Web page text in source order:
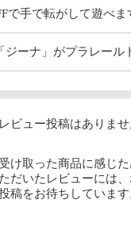
で手で転がして遊べま
ーナ」がプラレール
ビュー投稿はありませ
け取った商品に感じ
だいたレビューには
稿をお待ちしています